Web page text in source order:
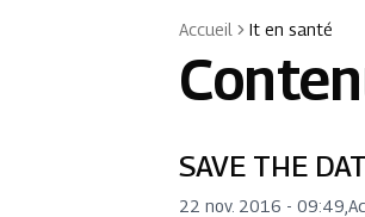
Accueil
It en santé
SAVE THE
22 nov. 2016 - 09:49 ,